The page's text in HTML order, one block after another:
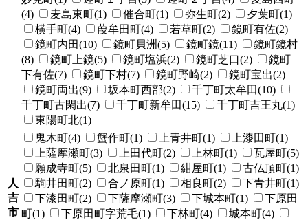
(4)
麦島東町(1) 催合町(1) 弥生町(2)
夕葉町(1)
横手町(4)
葭牟田町(4) 若草町(2)
鏡町有佐(2)
鏡町内田(10)
鏡町貝洲(5) 鏡町鏡(11)
鏡町鏡村
(8)
鏡町上鏡(5) 鏡町塩浜(2) 鏡町芝口(2)
鏡町
下有佐(7)
鏡町下村(7) 鏡町野崎(2)
鏡町宝出(2)
鏡町両出(9)
坂本町西部(2)
千丁町太牟田(10)
千丁町古閑出(7)
千丁町新牟田(15)
千丁町吉王丸(1)
東陽町北(1)
人
吉
市
鬼木町(4) 蟹作町(1) 上青井町(1)
上漆田町(1)
上薩摩瀬町(3)
上田代町(2) 上林町(1)
瓦屋町(5)
願成寺町(5)
北泉田町(1) 紺屋町(1)
古仏頂町(1)
駒井田町(2)
合ノ原町(1) 相良町(2)
下青井町(1)
下漆田町(2)
下薩摩瀬町(3) 下城本町(1)
下原田
町(1)
下原田町字荒毛(1) 下林町(4)
城本町(4)